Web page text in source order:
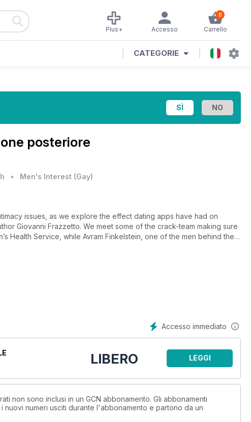
0
Carrello
Accesso
Plus+
CATEGORIE
posteriore
• Men's Interest (Gay)
issues, as we explore the effect dating apps have had on
Giovanni Frazzetto. We meet some of the crack-team making sure
Health Service, while Avram Finkelstein, one of the men behind the
AIDS activism with ACT UP’s Will St Leger. Anna Mac Carthy Adams
the man behind the return of Silver Stars, a moving musical about
Accesso immediato
LIBERO LEGGI
non sono inclusi in un GCN abbonamento. Gli abbonamenti
nuovi numeri usciti durante l'abbonamento e partono da un